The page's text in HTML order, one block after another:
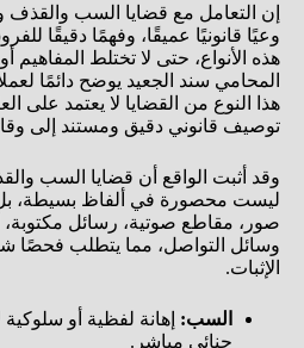
إن التعامل مع قضايا السب والقذف
وعيًا قانونيًا عميقًا، وفهمًا دقيقًا
هذه الأنواع، حتى لا تختلط المفاهيم
المحامي سند الجعيد يوضح دائمًا
هذا النوع من القضايا لا يعتمد على
توصيف قانوني دقيق ومستند إلى
وقد أثبت الواقع أن قضايا السب
ليست محصورة في ألفاظ بسيطة،
صور، مقاطع صوتية، رسائل
وسائل التواصل، مما يتطلب فحصًا
الإثبات.
السب: إهانة لفظية أو سلوكية
جنائي مباشر.